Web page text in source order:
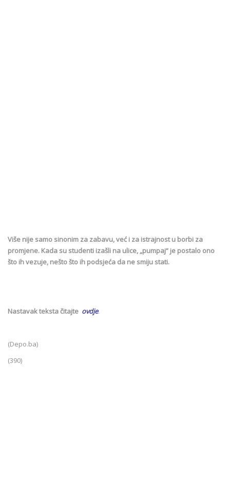
Više nije samo sinonim za zabavu, već i za istrajnost u borbi za
promjene. Kada su studenti izašli na ulice, „pumpaj“ je postalo ono
što ih vezuje, nešto što ih podsjeća da ne smiju stati.
Nastavak teksta čitajte ovdje.
(Depo.ba)
(390)